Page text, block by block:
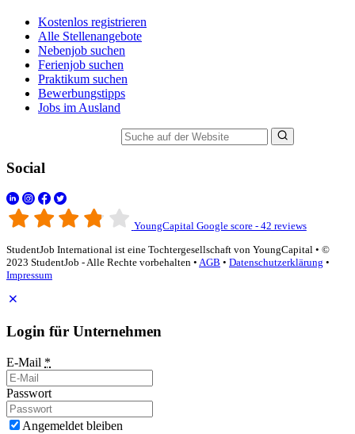
Kostenlos registrieren
Alle Stellenangebote
Nebenjob suchen
Ferienjob suchen
Praktikum suchen
Bewerbungstipps
Jobs im Ausland
Social
YoungCapital Google score - 42 reviews
StudentJob International ist eine Tochtergesellschaft von YoungCapital • ©
2023 StudentJob - Alle Rechte vorbehalten • AGB • Datenschutzerklärung •
Impressum
Login für Unternehmen
E-Mail *
Passwort
Angemeldet bleiben